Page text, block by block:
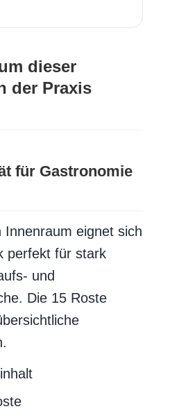
dieser
der Praxis
für Gastronomie
eignet sich
perfekt für stark
und
Die 15 Roste